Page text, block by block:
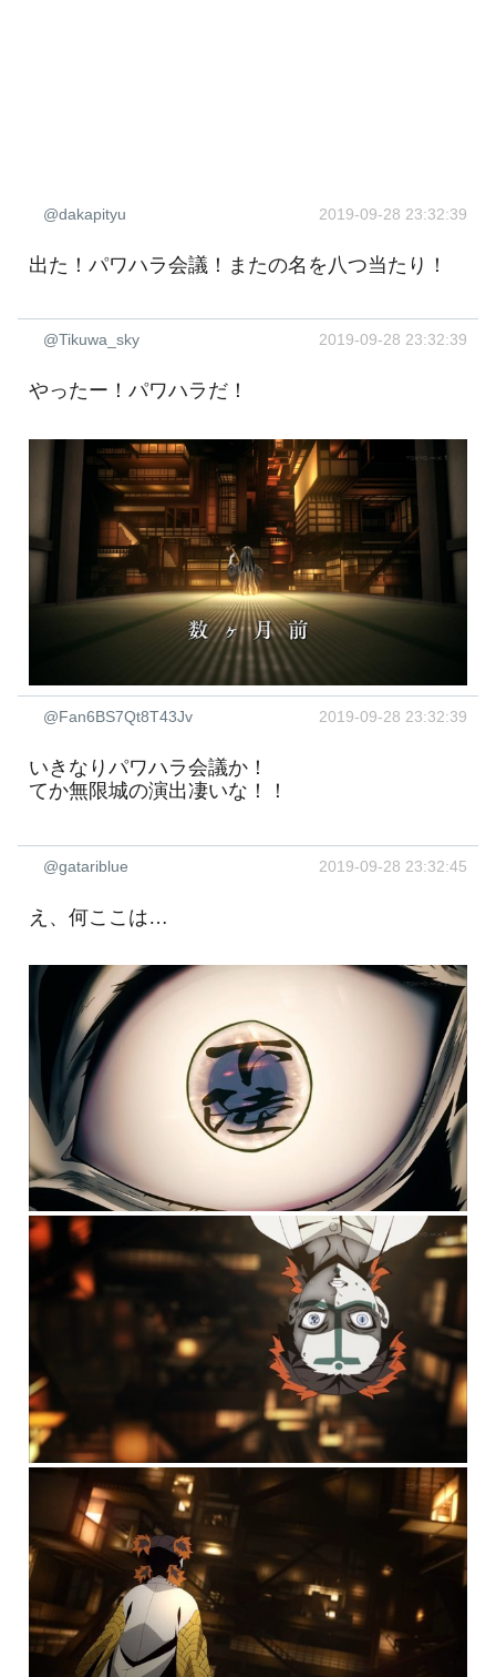
@dakapityu 2019-09-28 23:32:39
出た！パワハラ会議！またの名を八つ当たり！
@Tikuwa_sky 2019-09-28 23:32:39
やったー！パワハラだ！
@Fan6BS7Qt8T43Jv 2019-09-28 23:32:39
いきなりパワハラ会議か！
てか無限城の演出凄いな！！
@gatariblue 2019-09-28 23:32:45
え、何ここは…